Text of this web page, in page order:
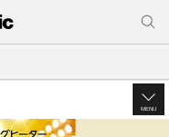
MENU